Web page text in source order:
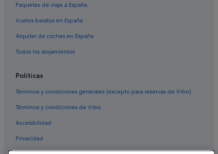
Paquetes de viaje a España
Vuelos baratos en España
Alquiler de coches en España
Todos los alojamientos
Políticas
Términos y condiciones generales (excepto para reservas de Vrbo)
Términos y condiciones de Vrbo
Accesibilidad
Privacidad